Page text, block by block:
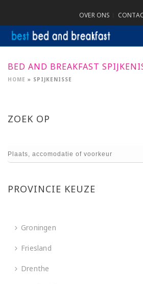
OVER ONS
BED AND BREAKFAST
HOME » SPIJKENISSE
ZOEK OP
PROVINCIE KEUZE
Groningen
Friesland
Drenthe